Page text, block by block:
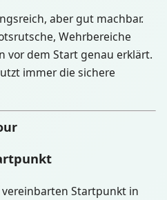
aber gut machbar.
Wehrbereiche
vor dem Start genau erklärt.
immer die sichere
Startpunkt in